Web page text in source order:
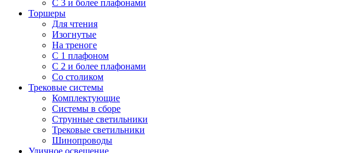
С 3 и более плафонами
Торшеры
Для чтения
Изогнутые
На треноге
С 1 плафоном
С 2 и более плафонами
Со столиком
Трековые системы
Комплектующие
Системы в сборе
Струнные светильники
Трековые светильники
Шинопроводы
Уличное освещение